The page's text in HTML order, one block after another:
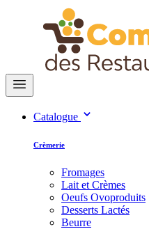
Catalogue
Crèmerie
Fromages
Lait et Crèmes
Oeufs Ovoproduits
Desserts Lactés
Beurre